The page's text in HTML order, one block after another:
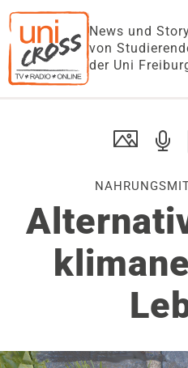
News und
von
der Uni